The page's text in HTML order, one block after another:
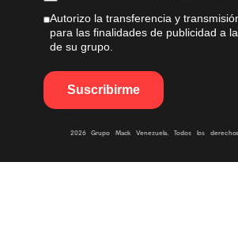
Autorizo la transferencia y
para las finalidades de publicidad a
de su grupo.
2026 Grupo Mack Venezuela. Todos los